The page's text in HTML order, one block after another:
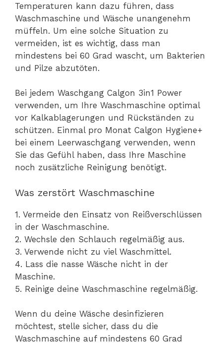
Temperaturen kann dazu führen, dass
Waschmaschine und Wäsche unangenehm
müffeln. Um eine solche Situation zu
vermeiden, ist es wichtig, dass man
mindestens bei 60 Grad wascht, um Bakterien
und Pilze abzutöten.
Bei jedem Waschgang Calgon 3in1 Power
verwenden, um Ihre Waschmaschine optimal
vor Kalkablagerungen und Rückständen zu
schützen. Einmal pro Monat Calgon Hygiene+
bei einem Leerwaschgang verwenden, wenn
Sie das Gefühl haben, dass Ihre Maschine
noch zusätzliche Reinigung benötigt.
Was zerstört Waschmaschine
1. Vermeide den Einsatz von Reißverschlüssen
in der Waschmaschine.
2. Wechsle den Schlauch regelmäßig aus.
3. Verwende nicht zu viel Waschmittel.
4. Lass die nasse Wäsche nicht in der
Maschine.
5. Reinige deine Waschmaschine regelmäßig.
Wenn du deine Wäsche desinfizieren
möchtest, stelle sicher, dass du die
Waschmaschine auf mindestens 60 Grad